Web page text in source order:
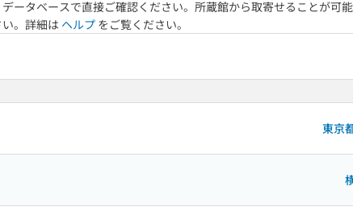
ータベースで直接ご確認ください。所蔵館から取寄せることが可
。詳細は ヘルプ をご覧ください。
東京